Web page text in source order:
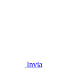
Invia